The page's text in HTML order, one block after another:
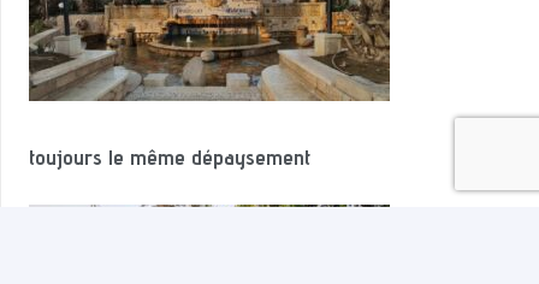
toujours le même dépaysement